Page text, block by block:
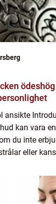
ödeshög när
ansikte
kan vara en
du inte
eller
brun utan sol-